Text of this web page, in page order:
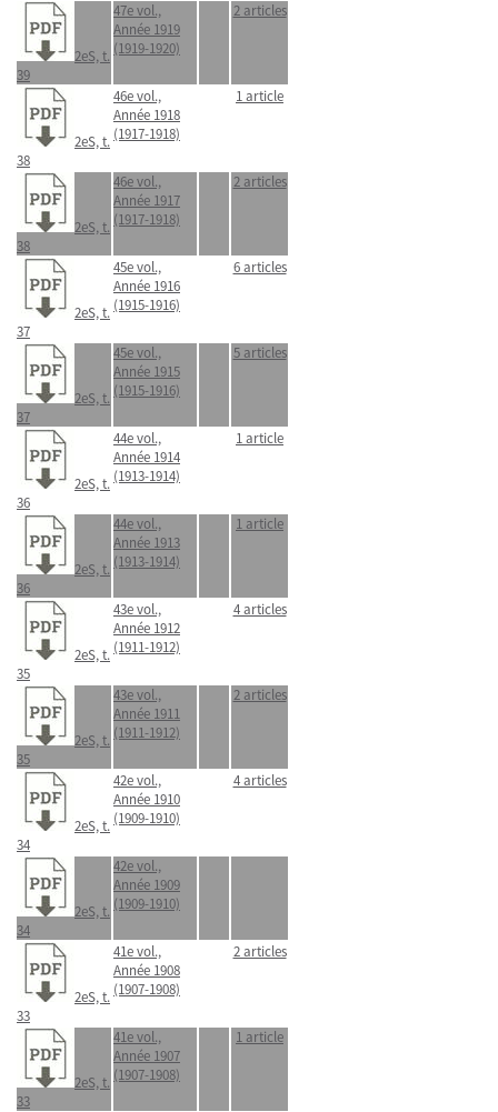
2eS, t.
39
47e vol.,
Année 1919
(1919-1920)
2 articles
2eS, t.
38
46e vol.,
Année 1918
(1917-1918)
1 article
2eS, t.
38
46e vol.,
Année 1917
(1917-1918)
2 articles
2eS, t.
37
45e vol.,
Année 1916
(1915-1916)
6 articles
2eS, t.
37
45e vol.,
Année 1915
(1915-1916)
5 articles
2eS, t.
36
44e vol.,
Année 1914
(1913-1914)
1 article
2eS, t.
36
44e vol.,
Année 1913
(1913-1914)
1 article
2eS, t.
35
43e vol.,
Année 1912
(1911-1912)
4 articles
2eS, t.
35
43e vol.,
Année 1911
(1911-1912)
2 articles
2eS, t.
34
42e vol.,
Année 1910
(1909-1910)
4 articles
2eS, t.
34
42e vol.,
Année 1909
(1909-1910)
2eS, t.
33
41e vol.,
Année 1908
(1907-1908)
2 articles
2eS, t.
33
41e vol.,
Année 1907
(1907-1908)
1 article